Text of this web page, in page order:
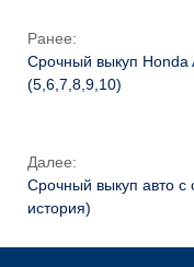
Ранее:
Срочный выкуп Honda
(5,6,7,8,9,10)
Далее:
Срочный выкуп авто с
история)